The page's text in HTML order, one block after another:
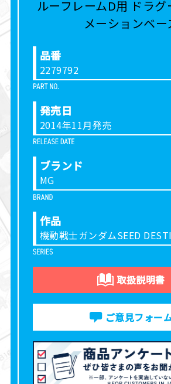
品番
2279792
発売日
2014年11月発売
ブランド
MG
作品
機動戦士ガンダムSEED
取扱説明書
ご意見フォー